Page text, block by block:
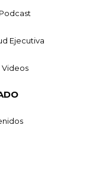
Podcast
Ejecutiva
Videos